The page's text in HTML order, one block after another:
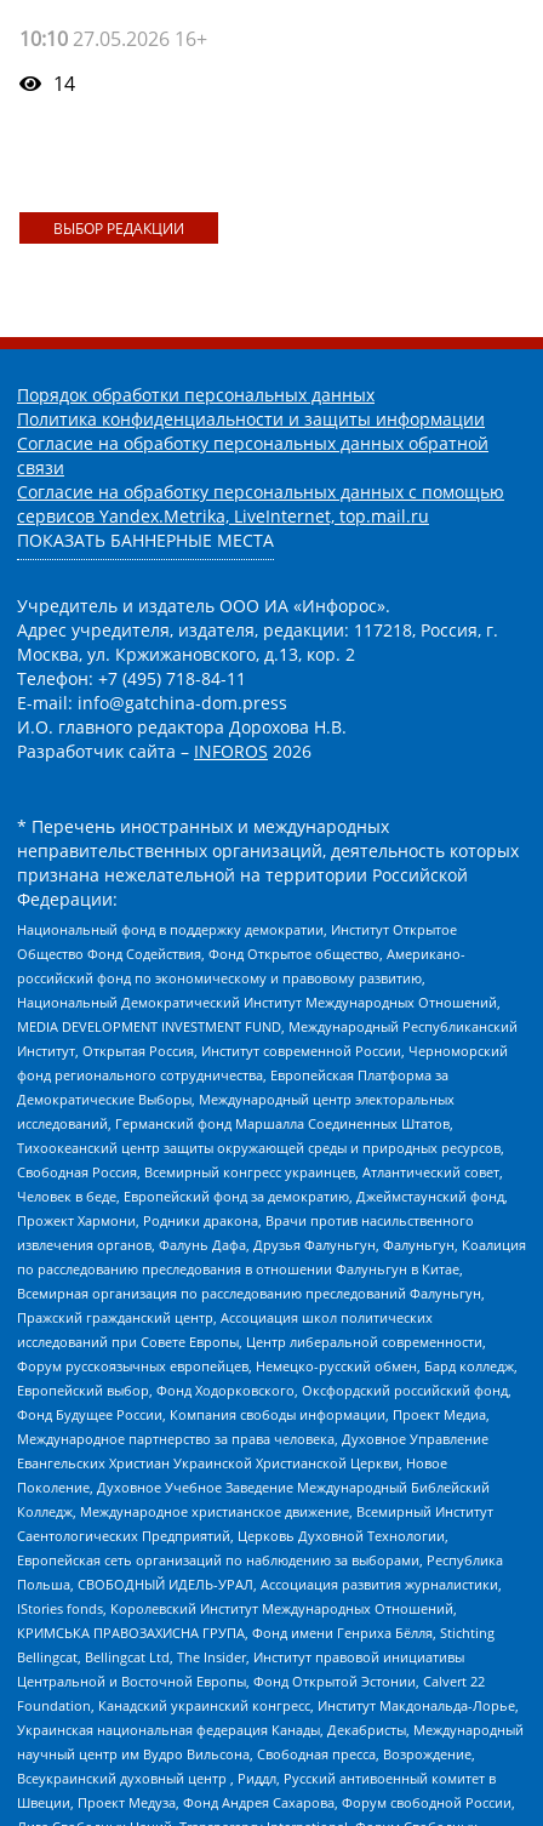
10:10 27.05.2026 16+
14
ВЫБОР РЕДАКЦИИ
Порядок обработки персональных данных
Политика конфиденциальности и защиты информации
Согласие на обработку персональных данных обратной
связи
Согласие на обработку персональных данных с помощью
сервисов Yandex.Metrika, LiveInternet, top.mail.ru
ПОКАЗАТЬ БАННЕРНЫЕ МЕСТА
Учредитель и издатель ООО ИА «Инфорос».
Адрес учредителя, издателя, редакции: 117218, Россия, г.
Москва, ул. Кржижановского, д.13, кор. 2
Телефон: +7 (495) 718-84-11
E-mail: info@gatchina-dom.press
И.О. главного редактора Дорохова Н.В.
Разработчик сайта – INFOROS 2026
* Перечень иностранных и международных
неправительственных организаций, деятельность которых
признана нежелательной на территории Российской
Федерации:
Национальный фонд в поддержку демократии, Институт Открытое
Общество Фонд Содействия, Фонд Открытое общество, Американо-
российский фонд по экономическому и правовому развитию,
Национальный Демократический Институт Международных Отношений,
MEDIA DEVELOPMENT INVESTMENT FUND, Международный Республиканский
Институт, Открытая Россия, Институт современной России, Черноморский
фонд регионального сотрудничества, Европейская Платформа за
Демократические Выборы, Международный центр электоральных
исследований, Германский фонд Маршалла Соединенных Штатов,
Тихоокеанский центр защиты окружающей среды и природных ресурсов,
Свободная Россия, Всемирный конгресс украинцев, Атлантический совет,
Человек в беде, Европейский фонд за демократию, Джеймстаунский фонд,
Прожект Хармони, Родники дракона, Врачи против насильственного
извлечения органов, Фалунь Дафа, Друзья Фалуньгун, Фалуньгун, Коалиция
по расследованию преследования в отношении Фалуньгун в Китае,
Всемирная организация по расследованию преследований Фалуньгун,
Пражский гражданский центр, Ассоциация школ политических
исследований при Совете Европы, Центр либеральной современности,
Форум русскоязычных европейцев, Немецко-русский обмен, Бард колледж,
Европейский выбор, Фонд Ходорковского, Оксфордский российский фонд,
Фонд Будущее России, Компания свободы информации, Проект Медиа,
Международное партнерство за права человека, Духовное Управление
Евангельских Христиан Украинской Христианской Церкви, Новое
Поколение, Духовное Учебное Заведение Международный Библейский
Колледж, Международное христианское движение, Всемирный Институт
Саентологических Предприятий, Церковь Духовной Технологии,
Европейская сеть организаций по наблюдению за выборами, Республика
Польша, СВОБОДНЫЙ ИДЕЛЬ-УРАЛ, Ассоциация развития журналистики,
IStories fonds, Королевский Институт Международных Отношений,
КРИМСЬКА ПРАВОЗАХИСНА ГРУПА, Фонд имени Генриха Бёлля, Stichting
Bellingcat, Bellingcat Ltd, The Insider, Институт правовой инициативы
Центральной и Восточной Европы, Фонд Открытой Эстонии, Calvert 22
Foundation, Канадский украинский конгресс, Институт Макдональда-Лорье,
Украинская национальная федерация Канады, Декабристы, Международный
научный центр им Вудро Вильсона, Свободная пресса, Возрождение,
Всеукраинский духовный центр , Риддл, Русский антивоенный комитет в
Швеции, Проект Медуза, Фонд Андрея Сахарова, Форум свободной России,